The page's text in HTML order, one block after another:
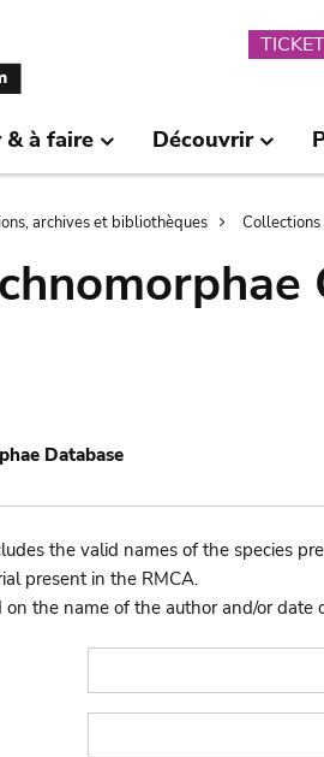
à faire Découvrir
archives et bibliothèques Collections
Database
the valid names of the species
present in the RMCA.
on the name of the author and/or